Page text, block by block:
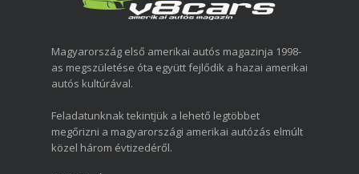
Magyarország első amerikai autós magazinja 1998-
as megszületése óta együtt fejlődik a hazai amerikai
autós kultúrával.
Feladatunknak tekintjük a lehető legtöbbet
megőrizni a magyarországi amerikai autózás elmúlt
közel három évtizedéről.